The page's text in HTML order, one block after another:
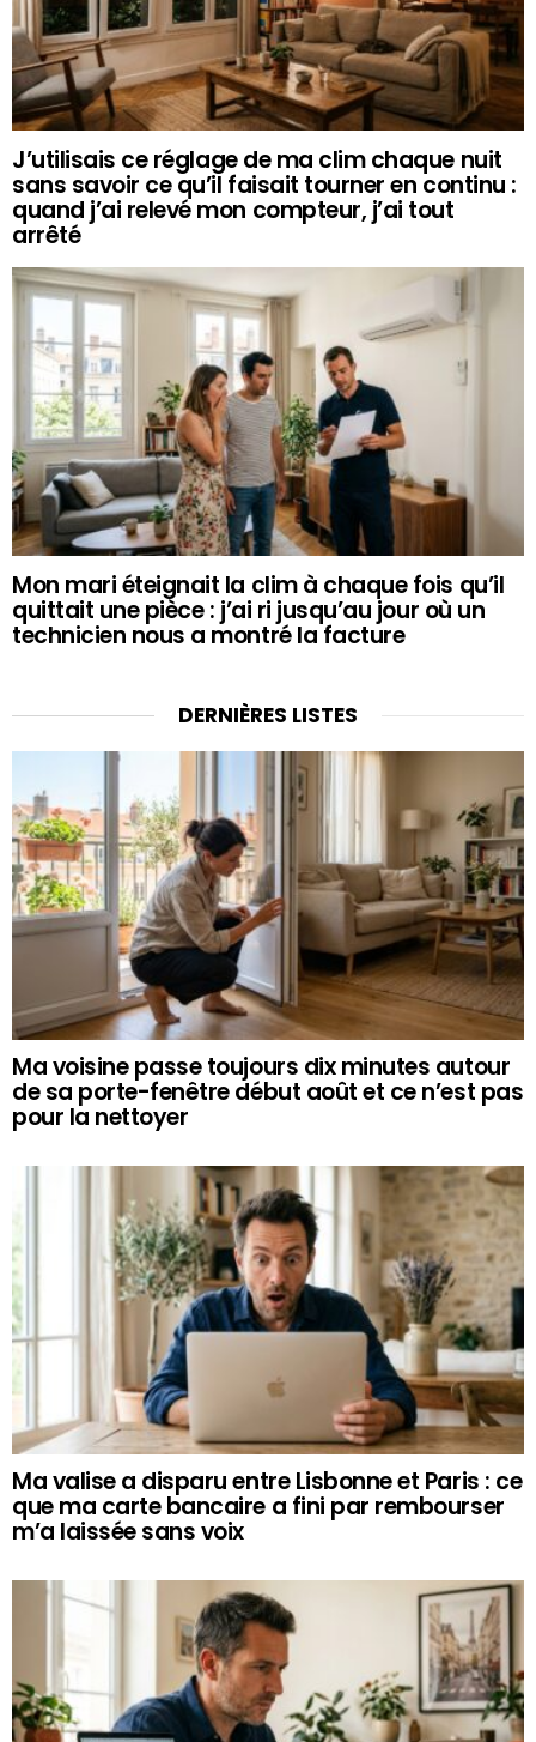
J’utilisais ce réglage de ma clim chaque nuit
sans savoir ce qu’il faisait tourner en continu :
quand j’ai relevé mon compteur, j’ai tout
arrêté
Mon mari éteignait la clim à chaque fois qu’il
quittait une pièce : j’ai ri jusqu’au jour où un
technicien nous a montré la facture
DERNIÈRES LISTES
Ma voisine passe toujours dix minutes autour
de sa porte-fenêtre début août et ce n’est pas
pour la nettoyer
Ma valise a disparu entre Lisbonne et Paris : ce
que ma carte bancaire a fini par rembourser
m’a laissée sans voix